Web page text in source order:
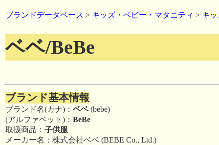
ブランドデータベース > キッズ・ベビー・マタニティ > キ
ベベ/BeBe
ブランド基本情報
ブランド名(カナ)： ベベ(bebe)
(アルファベット)： BeBe
取扱商品： 子供服
メーカー名：株式会社ベベ (BEBE Co., Ltd.)